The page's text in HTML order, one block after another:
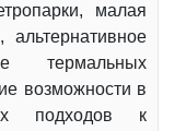
малая
альтернативное
термальных
возможности в
подходов к